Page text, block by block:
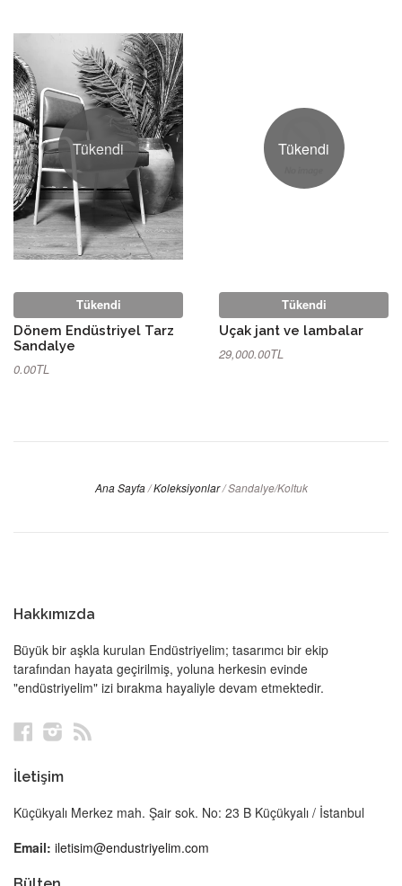
Tükendi
Tükendi
Dönem Endüstriyel Tarz
Sandalye
0.00TL
Tükendi
Tükendi
Uçak jant ve lambalar
29,000.00TL
Ana Sayfa / Koleksiyonlar / Sandalye/Koltuk
Hakkımızda
Büyük bir aşkla kurulan Endüstriyelim; tasarımcı bir ekip
tarafından hayata geçirilmiş, yoluna herkesin evinde
"endüstriyelim" izi bırakma hayaliyle devam etmektedir.
FacebookInstagram
İletişim
Küçükyalı Merkez mah. Şair sok. No: 23 B Küçükyalı / İstanbul
Email: iletisim@endustriyelim.com